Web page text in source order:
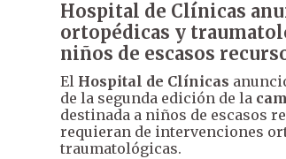
Hospital de Clínicas
ortopédicas y
niños de escasos
El Hospital de Clínicas
de la segunda edición de la
destinada a niños de escasos
requieran de intervenciones
traumatológicas.